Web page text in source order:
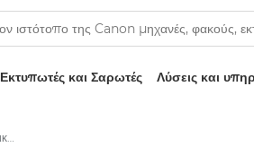
Εκτυπωτές και Σαρωτές Λύσεις και
Προδιαγραφές και χαρακτηριστικά – Canon EOS M6 Mark II